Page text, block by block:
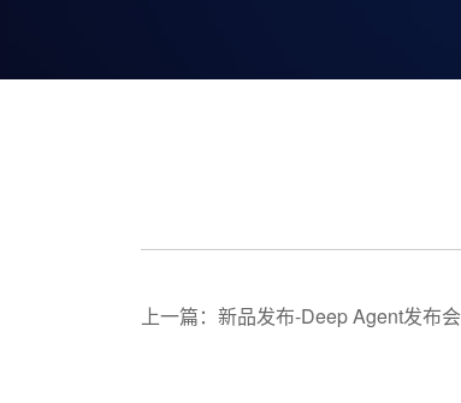
上一篇：新品发布-Deep Agent发布会